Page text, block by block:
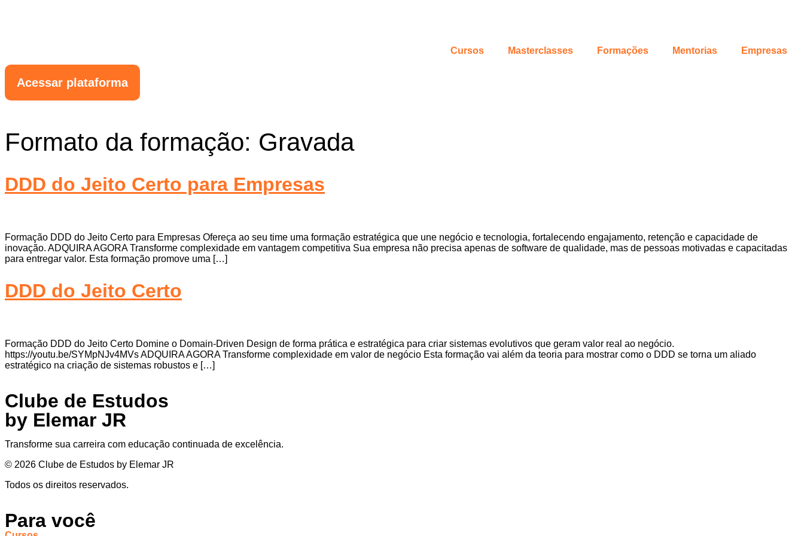
Cursos Masterclasses Formações Mentorias Empresas
Acessar plataforma
Formato da formação: Gravada
DDD do Jeito Certo para Empresas
Formação DDD do Jeito Certo para Empresas Ofereça ao seu time uma formação estratégica que une negócio e tecnologia, fortalecendo engajamento, retenção e capacidade de
inovação. ADQUIRA AGORA Transforme complexidade em vantagem competitiva Sua empresa não precisa apenas de software de qualidade, mas de pessoas motivadas e capacitadas
para entregar valor. Esta formação promove uma […]
DDD do Jeito Certo
Formação DDD do Jeito Certo Domine o Domain-Driven Design de forma prática e estratégica para criar sistemas evolutivos que geram valor real ao negócio.
https://youtu.be/SYMpNJv4MVs ADQUIRA AGORA Transforme complexidade em valor de negócio Esta formação vai além da teoria para mostrar como o DDD se torna um aliado
estratégico na criação de sistemas robustos e […]
Clube de Estudos
by Elemar JR
Transforme sua carreira com educação continuada de excelência.
© 2026 Clube de Estudos by Elemar JR
Todos os direitos reservados.
Para você